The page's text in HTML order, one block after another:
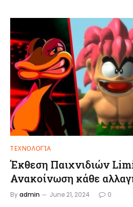
ΤΕΧΝΟΛΟΓΊΑ
Έκθεση Παιχνιδιών
Ανακοίνωση κάθε
Byadmin June 21, 2024 0